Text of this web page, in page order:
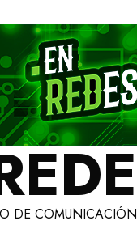
DE